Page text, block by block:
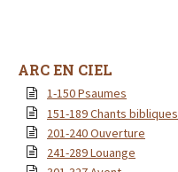
ARC EN CIEL
1-150 Psaumes
151-189 Chants bibliques
201-240 Ouverture
241-289 Louange